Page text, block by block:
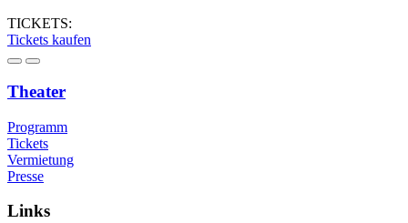
TICKETS:
Tickets kaufen
Theater
Programm
Tickets
Vermietung
Presse
Links